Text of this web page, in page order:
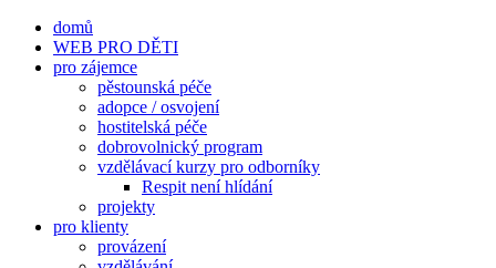
Přeskočit
obsah
domů
WEB PRO DĚTI
pro zájemce
pěstounská péče
adopce / osvojení
hostitelská péče
dobrovolnický program
vzdělávací kurzy pro odborníky
Respit není hlídání
projekty
pro klienty
provázení